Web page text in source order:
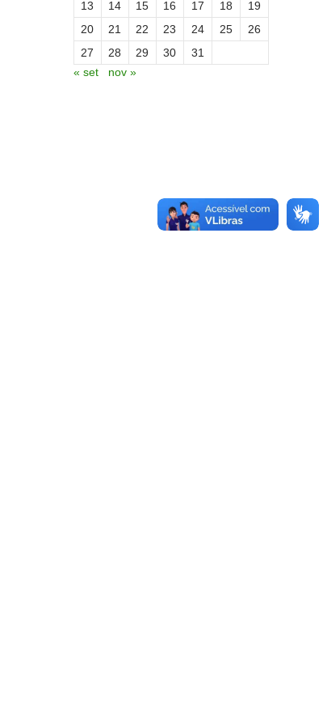
13
14 15 16 17 18
19
20
21 22 23 24 25
26
27
28 29 30
31
« set
nov »